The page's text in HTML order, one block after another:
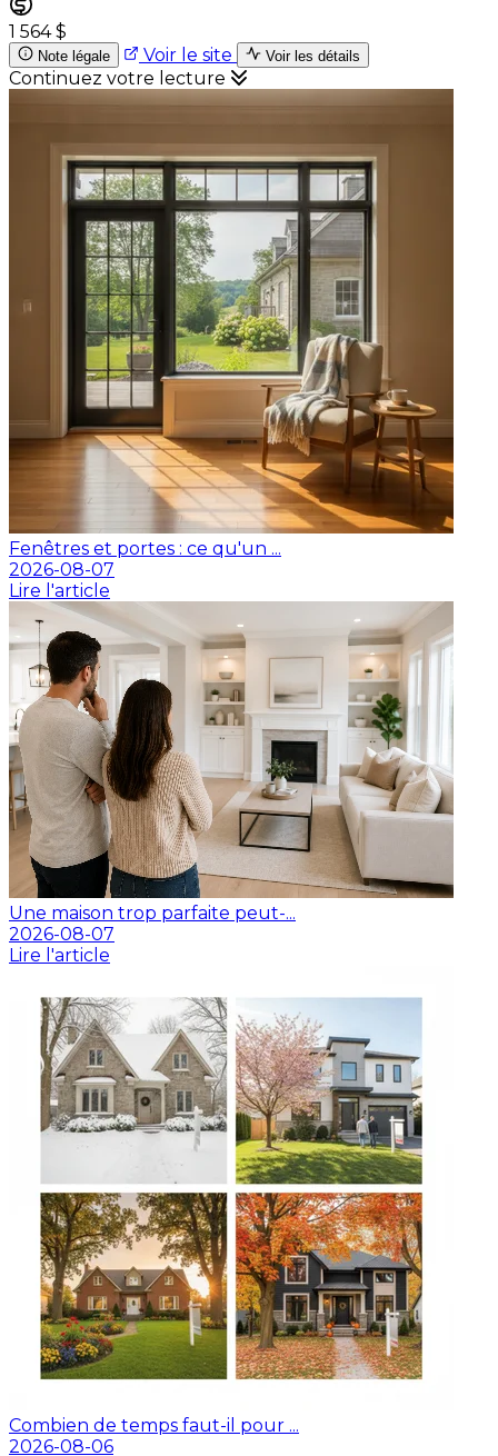
1 564 $
Note légale Voir le site Voir les détails
Continuez votre lecture
Fenêtres et portes : ce qu'un ...
2026-08-07
Lire l'article
Une maison trop parfaite peut-...
2026-08-07
Lire l'article
Combien de temps faut-il pour ...
2026-08-06